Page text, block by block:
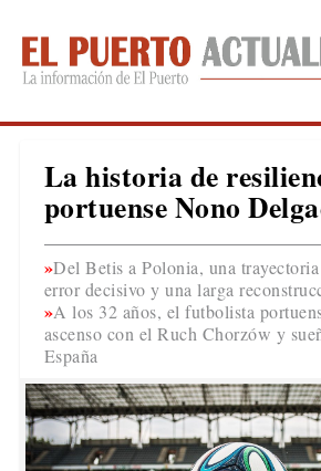
La historia de
portuense Nono
Del Betis a Polonia, una
error decisivo y una larga
A los 32 años, el futbolista
ascenso con el Ruch Chorzów y
España